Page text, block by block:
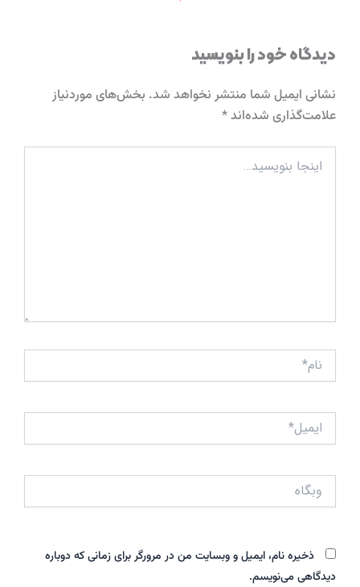
دیدگاه‌ خود را بنویسید
نشانی ایمیل شما منتشر نخواهد شد. بخش‌های موردنیاز
علامت‌گذاری شده‌اند*
بنویسید…
نام*
ایمیل*
ذخیره نام، ایمیل و وبسایت من در مرورگر برای زمانی که دوباره
دیدگاهی می‌نویسم.